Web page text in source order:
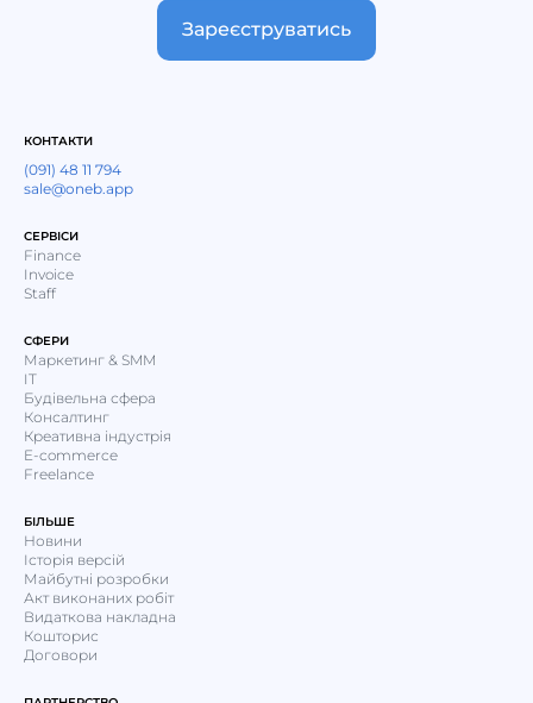
Зареєструватись
КОНТАКТИ
(091) 48 11 794
sale@oneb.app
СЕРВІСИ
Finance
Invoice
Staff
СФЕРИ
Маркетинг & SMM
IT
Будівельна сфера
Консалтинг
Креативна індустрія
E-commerce
Freelance
БІЛЬШЕ
Новини
Історія версій
Майбутні розробки
Акт виконаних робіт
Видаткова накладна
Кошторис
Договори